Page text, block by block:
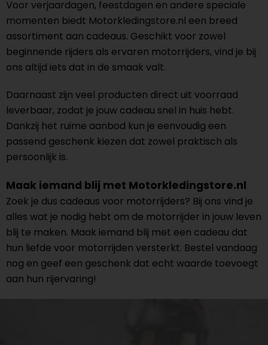
Voor verjaardagen, feestdagen en andere speciale
momenten biedt Motorkledingstore.nl een breed
assortiment aan cadeaus. Geschikt voor zowel
beginnende rijders als ervaren motorrijders, vind je bij
ons altijd iets dat in de smaak valt.
Daarnaast zijn veel producten direct uit voorraad
leverbaar, zodat je jouw cadeau snel in huis hebt.
Dankzij het ruime aanbod kun je eenvoudig een
passend geschenk kiezen dat zowel praktisch als
persoonlijk is.
Maak iemand blij met Motorkledingstore.nl
Zoek je dus cadeaus voor motorrijders? Bij ons vind je
alles wat je nodig hebt om de motorrijder in jouw leven
blij te maken. Maak iemand blij met een cadeau dat
hun liefde voor motorrijden versterkt. Bestel vandaag
nog en geef een geschenk dat echt waarde toevoegt
aan hun rijervaring!